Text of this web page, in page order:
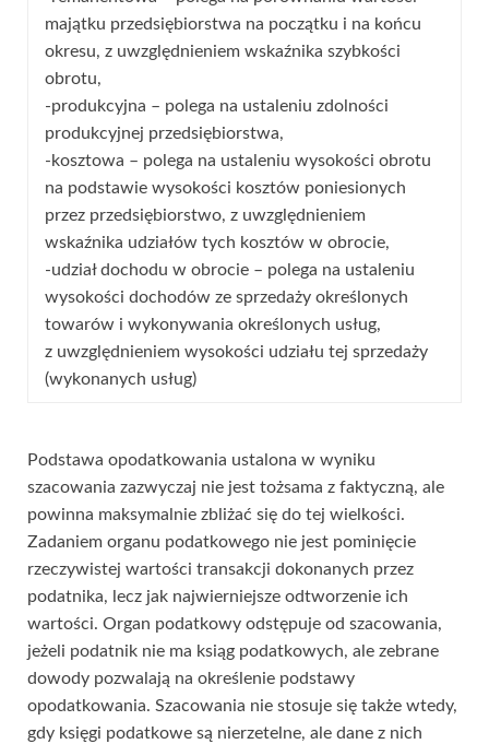
majątku przedsiębiorstwa na początku i na końcu
okresu, z uwzględnieniem wskaźnika szybkości
obrotu,
-produkcyjna – polega na ustaleniu zdolności
produkcyjnej przedsiębiorstwa,
-kosztowa – polega na ustaleniu wysokości obrotu
na podstawie wysokości kosztów poniesionych
przez przedsiębiorstwo, z uwzględnieniem
wskaźnika udziałów tych kosztów w obrocie,
-udział dochodu w obrocie – polega na ustaleniu
wysokości dochodów ze sprzedaży określonych
towarów i wykonywania określonych usług,
z uwzględnieniem wysokości udziału tej sprzedaży
(wykonanych usług)
Podstawa opodatkowania ustalona w wyniku
szacowania zazwyczaj nie jest tożsama z faktyczną, ale
powinna maksymalnie zbliżać się do tej wielkości.
Zadaniem organu podatkowego nie jest pominięcie
rzeczywistej wartości transakcji dokonanych przez
podatnika, lecz jak najwierniejsze odtworzenie ich
wartości. Organ podatkowy odstępuje od szacowania,
jeżeli podatnik nie ma ksiąg podatkowych, ale zebrane
dowody pozwalają na określenie podstawy
opodatkowania. Szacowania nie stosuje się także wtedy,
gdy księgi podatkowe są nierzetelne, ale dane z nich